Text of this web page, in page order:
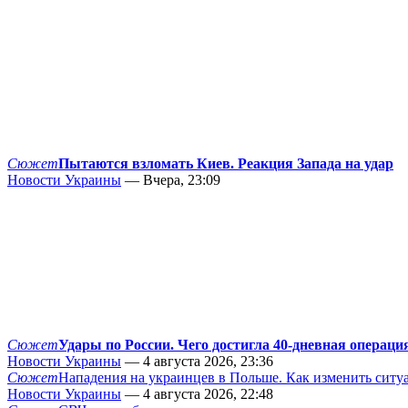
СюжетПытаются взломать Киев. Реакция Запада на удар
Новости Украины — Вчера, 23:09
СюжетУдары по России. Чего достигла 40-дневная
Новости Украины — 4 августа 2026, 23:36
СюжетНападения на украинцев в Польше. Как изменить
Новости Украины — 4 августа 2026, 22:48